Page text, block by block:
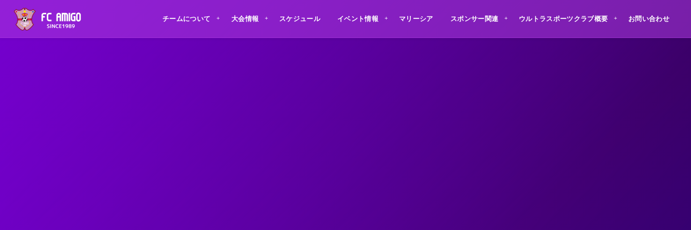
チームについて 大会情報 スケジュール イベント情報 マリーシア スポンサー関連 ウルトラスポーツクラブ概要 お問い合わせ